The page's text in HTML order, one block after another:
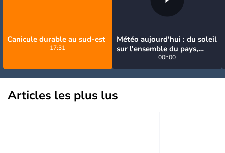
Canicule durable au sud-est
17:31
Météo aujourd'hui : du soleil
sur l'ensemble du pays,
jusqu'à 40°C au sud-est
00h00
Articles les plus lus